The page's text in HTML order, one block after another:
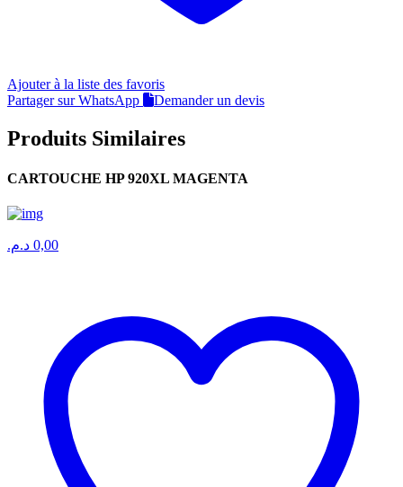
Ajouter à la liste des favoris
Partager sur WhatsApp
Demander un devis
Produits Similaires
CARTOUCHE HP 920XL MAGENTA
0,00 د.م.